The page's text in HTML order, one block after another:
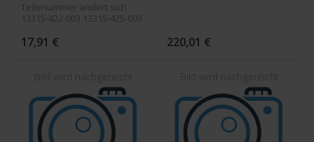
CBX 1000
Teilenummer ändert sich
13315-422-003 13315-425-003
17,91 € 220,01 €